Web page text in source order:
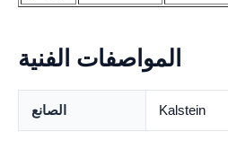
المواصفات الفنية
الصانع Kalstein